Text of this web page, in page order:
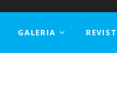
GALERIA